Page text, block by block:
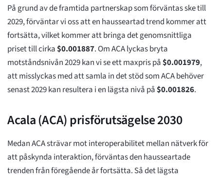
På grund av de framtida partnerskap som förväntas ske till
2029, förväntar vi oss att en hausseartad trend kommer att
fortsätta, vilket kommer att bringa det genomsnittliga
priset till cirka$0.001887. Om ACA lyckas bryta
motståndsnivån 2029 kan vi se ett maxpris på$0.001979,
att misslyckas med att samla in det stöd som ACA behöver
senast 2029 kan resultera i en lägsta nivå på$0.001826.
Acala (ACA) prisförutsägelse 2030
Medan ACA strävar mot interoperabilitet mellan nätverk för
att påskynda interaktion, förväntas den hausseartade
trenden från föregående år fortsätta. Så det lägsta